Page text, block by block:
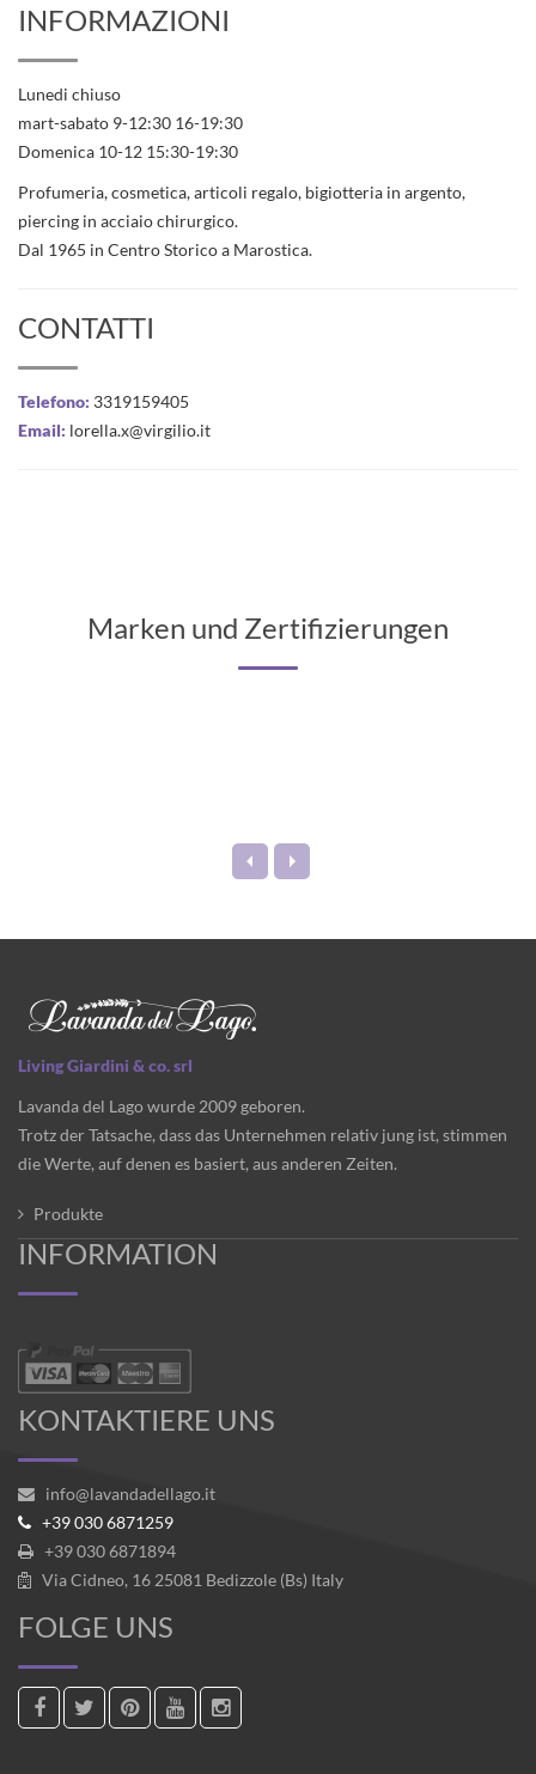
INFORMAZIONI
Lunedi chiuso
mart-sabato 9-12:30 16-19:30
Domenica 10-12 15:30-19:30
Profumeria, cosmetica, articoli regalo, bigiotteria in argento,
piercing in acciaio chirurgico.
Dal 1965 in Centro Storico a Marostica.
CONTATTI
Telefono: 3319159405
Email: lorella.x@virgilio.it
Marken und Zertifizierungen
Living Giardini & co. srl
Lavanda del Lago wurde 2009 geboren.
Trotz der Tatsache, dass das Unternehmen relativ jung ist, stimmen
die Werte, auf denen es basiert, aus anderen Zeiten.
Produkte
INFORMATION
KONTAKTIERE UNS
info@lavandadellago.it
+39 030 6871259
+39 030 6871894
Via Cidneo, 16 25081 Bedizzole (Bs) Italy
FOLGE UNS